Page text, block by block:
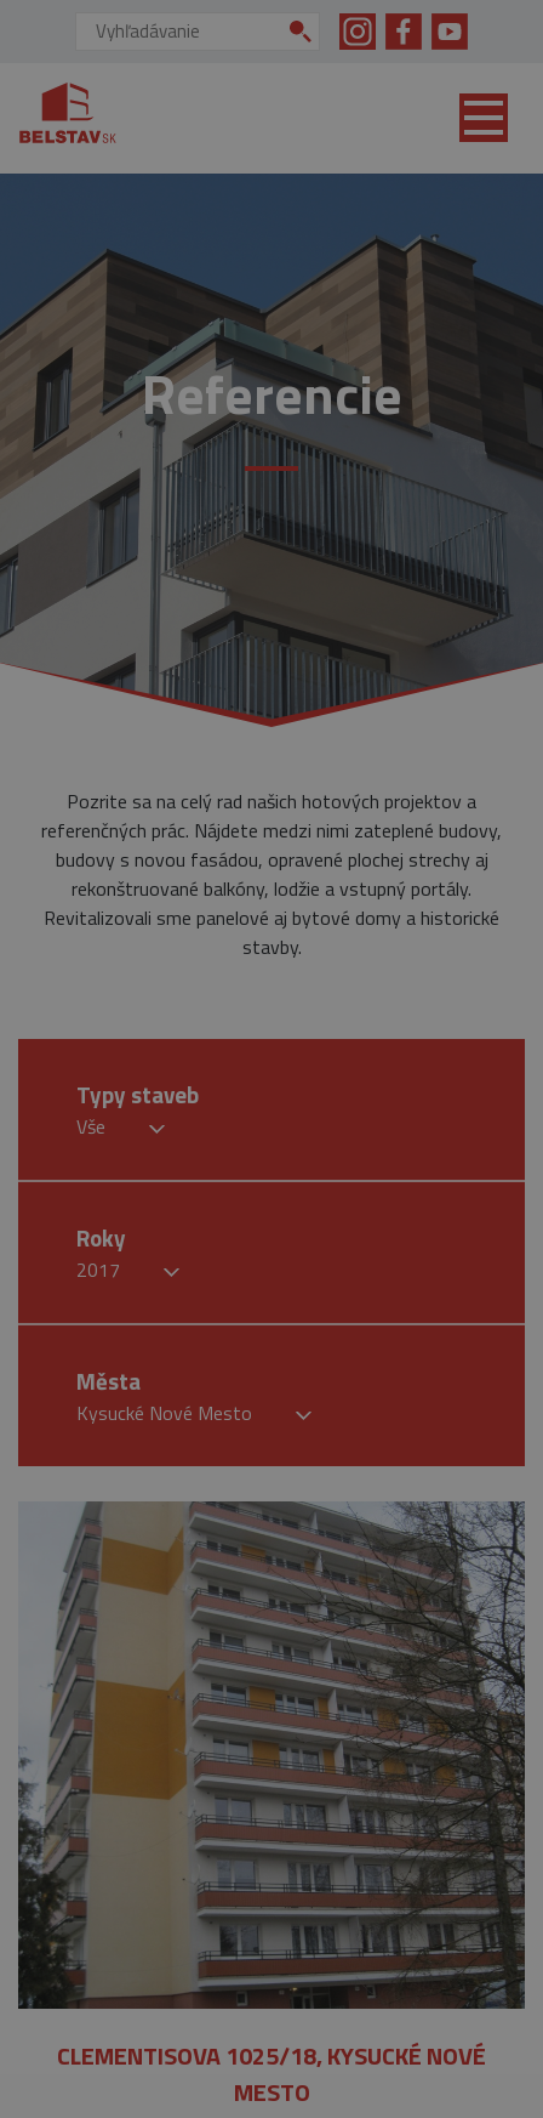
Vyhľadávanie:
Referencie
Pozrite sa na celý rad našich hotových projektov a
referenčných prác. Nájdete medzi nimi zateplené budovy,
budovy s novou fasádou, opravené plochej strechy aj
rekonštruované balkóny, lodžie a vstupný portály.
Revitalizovali sme panelové aj bytové domy a historické
stavby.
Typy staveb
Vše
Roky
2017
Města
Kysucké Nové Mesto
CLEMENTISOVA 1025/18, KYSUCKÉ NOVÉ
MESTO